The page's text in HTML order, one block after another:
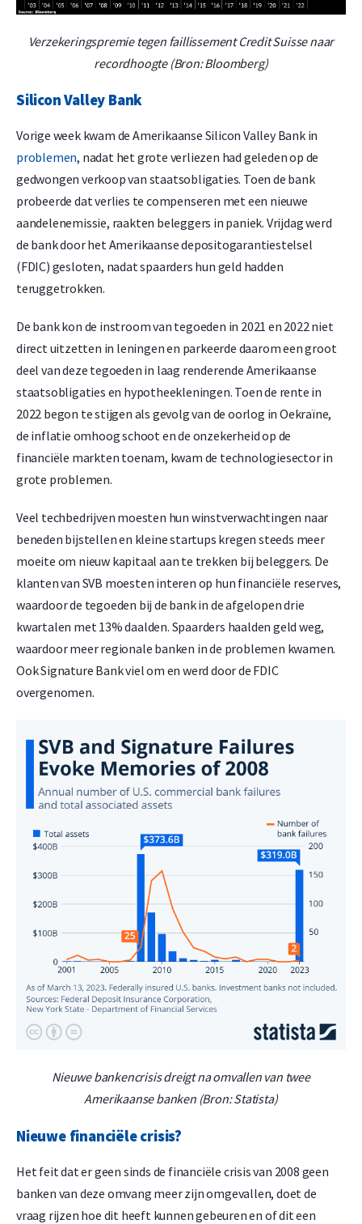
Verzekeringspremie tegen faillissement Credit Suisse naar
recordhoogte (Bron: Bloomberg)
Silicon Valley Bank
Vorige week kwam de Amerikaanse Silicon Valley Bank in
problemen, nadat het grote verliezen had geleden op de
gedwongen verkoop van staatsobligaties. Toen de bank
probeerde dat verlies te compenseren met een nieuwe
aandelenemissie, raakten beleggers in paniek. Vrijdag werd
de bank door het Amerikaanse depositogarantiestelsel
(FDIC) gesloten, nadat spaarders hun geld hadden
teruggetrokken.
De bank kon de instroom van tegoeden in 2021 en 2022 niet
direct uitzetten in leningen en parkeerde daarom een groot
deel van deze tegoeden in laag renderende Amerikaanse
staatsobligaties en hypotheekleningen. Toen de rente in
2022 begon te stijgen als gevolg van de oorlog in Oekraïne,
de inflatie omhoog schoot en de onzekerheid op de
financiële markten toenam, kwam de technologiesector in
grote problemen.
Veel techbedrijven moesten hun winstverwachtingen naar
beneden bijstellen en kleine startups kregen steeds meer
moeite om nieuw kapitaal aan te trekken bij beleggers. De
klanten van SVB moesten interen op hun financiële reserves,
waardoor de tegoeden bij de bank in de afgelopen drie
kwartalen met 13% daalden. Spaarders haalden geld weg,
waardoor meer regionale banken in de problemen kwamen.
Ook Signature Bank viel om en werd door de FDIC
overgenomen.
Nieuwe bankencrisis dreigt na omvallen van twee
Amerikaanse banken (Bron: Statista)
Nieuwe financiële crisis?
Het feit dat er geen sinds de financiële crisis van 2008 geen
banken van deze omvang meer zijn omgevallen, doet de
vraag rijzen hoe dit heeft kunnen gebeuren en of dit een